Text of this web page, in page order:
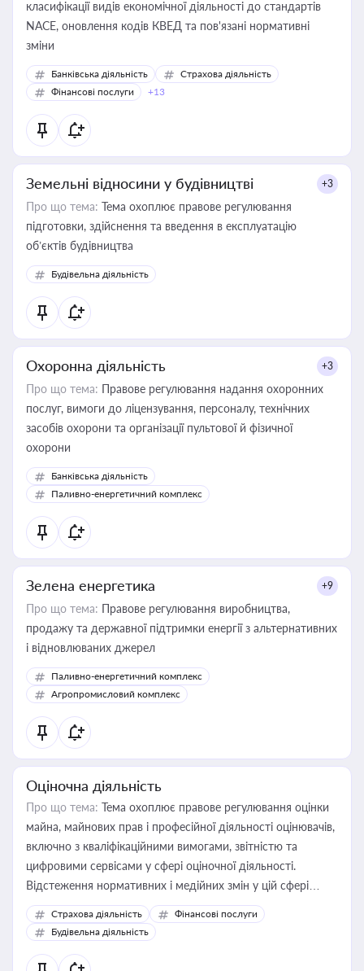
класифікації видів економічної діяльності до стандартів
NACE, оновлення кодів КВЕД та пов'язані нормативні
зміни
Банківська діяльність
Страхова діяльність
Фінансові послуги
+13
Земельні відносини у будівництві +3
Про що тема: Тема охоплює правове регулювання
підготовки, здійснення та введення в експлуатацію
об’єктів будівництва
Будівельна діяльність
Охоронна діяльність +3
Про що тема: Правове регулювання надання охоронних
послуг, вимоги до ліцензування, персоналу, технічних
засобів охорони та організації пультової й фізичної
охорони
Банківська діяльність
Паливно-енергетичний комплекс
Зелена енергетика +9
Про що тема: Правове регулювання виробництва,
продажу та державної підтримки енергії з альтернативних
і відновлюваних джерел
Паливно-енергетичний комплекс
Агропромисловий комплекс
Оціночна діяльність
Про що тема: Тема охоплює правове регулювання оцінки
майна, майнових прав і професійної діяльності оцінювачів,
включно з кваліфікаційними вимогами, звітністю та
цифровими сервісами у сфері оціночної діяльності.
Відстеження нормативних і медійних змін у цій сфері
корисне для власника бізнесу, керівника, юриста або
бухгалтера під час оподаткування, приватизації, оренди
державного майна, корпоративних угод і перевірки
статусу суб'єктів оціночної діяльності
Страхова діяльність
Фінансові послуги
Будівельна діяльність